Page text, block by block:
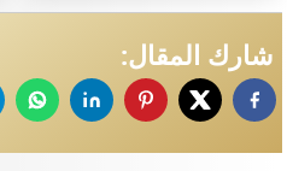
شارك المقال: